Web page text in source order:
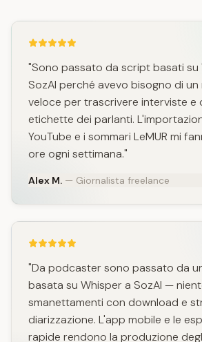
"Sono passato da script basati su
SozAI perché avevo bisogno di
veloce per trascrivere interviste e
etichette dei parlanti.
YouTube e i sommari LeMUR mi
ore ogni settimana."
Alex M. — Giornalista freelance
"Da podcaster sono passato da
basata su Whisper a SozAI —
smanettamenti con download e
diarizzazione. L'app mobile e le
rapide rendono la produzione